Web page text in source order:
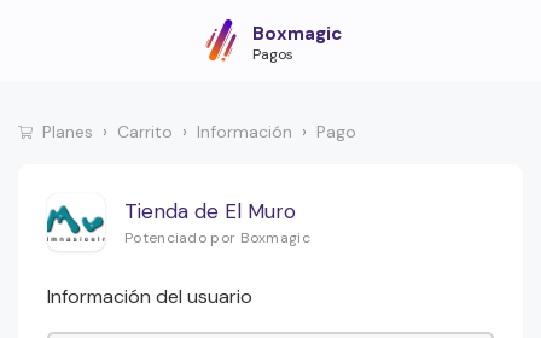
Boxmagic
Pagos
Planes Carrito Información Pago
Tienda de El Muro
Potenciado por Boxmagic
Información del usuario